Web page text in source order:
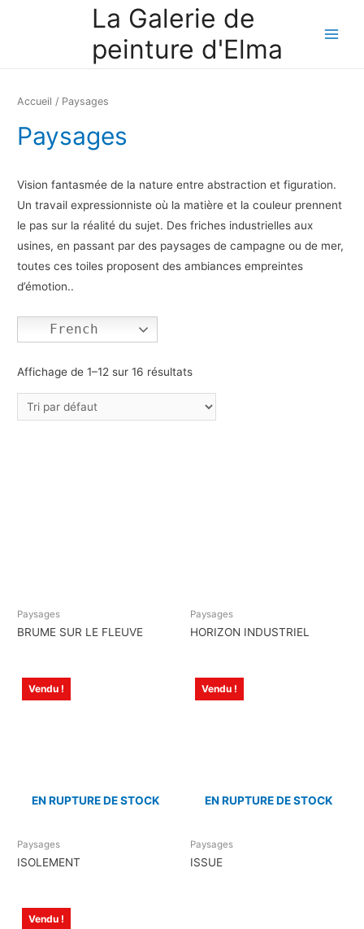
La Galerie de
peinture d'Elma
Accueil / Paysages
Paysages
Vision fantasmée de la nature entre abstraction et figuration.
Un travail expressionniste où la matière et la couleur prennent
le pas sur la réalité du sujet. Des friches industrielles aux
usines, en passant par des paysages de campagne ou de mer,
toutes ces toiles proposent des ambiances empreintes
d’émotion..
French
Affichage de 1–12 sur 16 résultats
Paysages
BRUME SUR LE FLEUVE
Paysages
HORIZON INDUSTRIEL
Vendu !
EN RUPTURE DE STOCK
Paysages
ISOLEMENT
Vendu !
EN RUPTURE DE STOCK
Paysages
ISSUE
Vendu !